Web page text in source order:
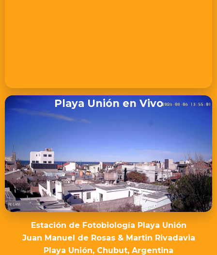
Playa Unión en Vivo
Estación de Fotobiología Playa Unión
Juan Manuel de Rosas & Martin Rivadavia
Playa Unión, Chubut, Argentina